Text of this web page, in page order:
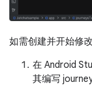
如需创建并开始修
在 Android
其编写